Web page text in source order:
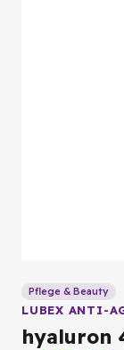
Pflege & Beauty
LUBEX ANTI-
hyaluron